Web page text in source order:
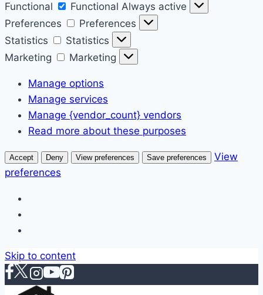
Functional
Functional Always active
Preferences
Preferences
Statistics
Statistics
Marketing
Marketing
Manage options
Manage services
Manage {vendor_count} vendors
Read more about these purposes
Accept Deny View preferences Save preferences
View
preferences
Skip to content